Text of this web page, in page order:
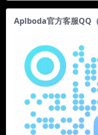
Aplboda官方客服QQ